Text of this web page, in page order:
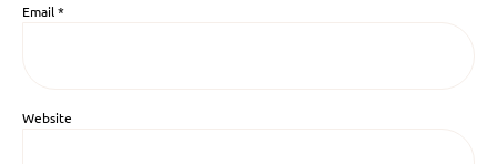
Email*
Website